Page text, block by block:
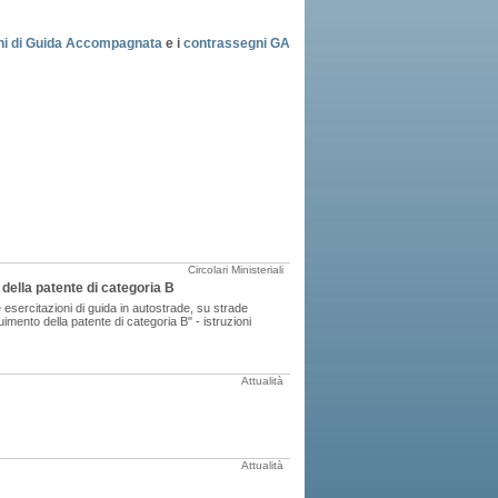
di Guida Accompagnata e i contrassegni GA
Circolari Ministeriali
patente di categoria B
di guida in autostrade, su strade
della patente di categoria B" - istruzioni
Attualità
Attualità